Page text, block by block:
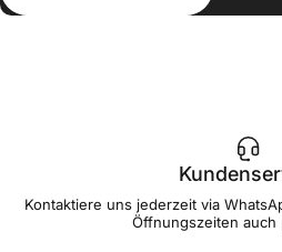
Kontaktiere uns jederzeit via
Öffnungszeiten auch